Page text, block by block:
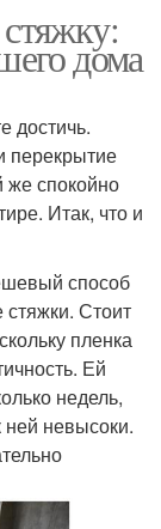
дома
достичь.
перекрытие
же спокойно
Итак, что и
способ
Стоит
пленка
Ей
недель,
ней невысоки.